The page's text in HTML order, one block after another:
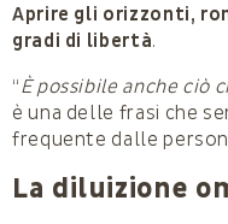
Aprire gli orizzonti,
gradi di libertà.
“È possibile anche ciò
è una delle frasi che
frequente dalle
La diluizione